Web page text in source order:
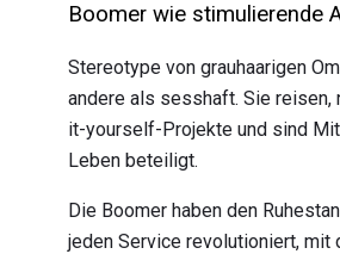
Boomer wie stimulierende
Stereotype von grauhaarigen
andere als sesshaft. Sie reisen,
it-yourself-Projekte und sind
Leben beteiligt.
Die Boomer haben den
jeden Service revolutioniert, mit